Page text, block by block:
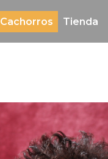
Cachorros Tienda